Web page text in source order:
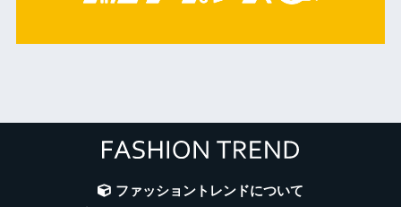
ファッショントレンドについて